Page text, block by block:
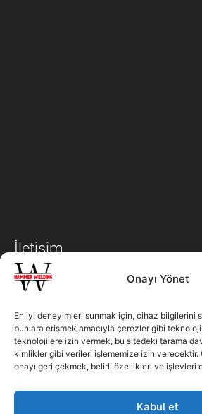
Onayı Yönet
En iyi deneyimleri sunmak için, cihaz bilgilerini
bunlara erişmek amacıyla çerezler gibi
teknolojilere izin vermek, bu sitedeki tarama
kimlikler gibi verileri işlememize izin verecektir.
onayı geri çekmek, belirli özellikleri ve işlevleri
Kabul et
İletişim
+90 312 502 96 06
info@hammerwelding.com.tr
Malıköy Anadolu Osb Mahallesi
18. Cad. No:10 Sincan /Ankara